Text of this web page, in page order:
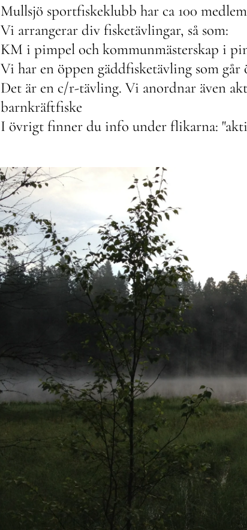
Mullsjö sportfiskeklubb har ca 100
Vi arrangerar div fisketävlingar, så som:
KM i pimpel och kommunmästerskap i
Vi har en öppen gäddfisketävling som går
Det är en c/r-tävling. Vi anordnar även
barnkräftfiske
I övrigt finner du info under flikarna: